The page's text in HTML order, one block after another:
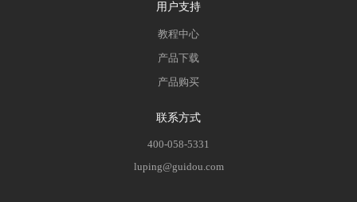
用户支持
教程中心
产品下载
产品购买
联系方式
400-058-5331
luping@guidou.com